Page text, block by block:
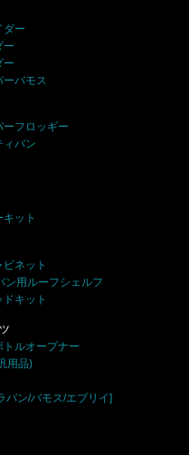
ダー
ー
ー
ーバモス
ーフロッギー
ィバン
ット
ビネット
ン用ルーフシェルフ
キット
トルオープナー
用品)
パン/バモス/エブリイ]